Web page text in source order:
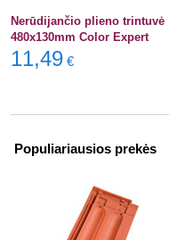
Nerūdijančio plieno trintuvė
480x130mm Color Expert
11,49 €
Populiariausios prekės